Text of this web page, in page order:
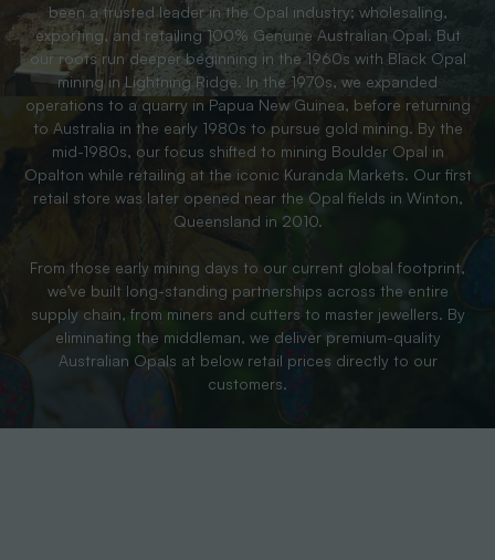
been a trusted leader in the Opal industry; wholesaling,
exporting, and retailing 100% Genuine Australian Opal. But
our roots run deeper beginning in the 1960s with Black Opal
mining in Lightning Ridge. In the 1970s, we expanded
operations to a quarry in Papua New Guinea, before returning
to Australia in the early 1980s to pursue gold mining. By the
mid-1980s, our focus shifted to mining Boulder Opal in
Opalton while retailing at the iconic Kuranda Markets. Our first
retail store was later opened near the Opal fields in Winton,
Queensland in 2010.
From those early mining days to our current global footprint,
we’ve built long-standing partnerships across the entire
supply chain, from miners and cutters to master jewellers. By
eliminating the middleman, we deliver premium-quality
Australian Opals at below retail prices directly to our
customers.